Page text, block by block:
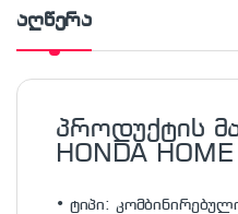
აღწერა
პროდუქტის
HONDA
• ტიპი: